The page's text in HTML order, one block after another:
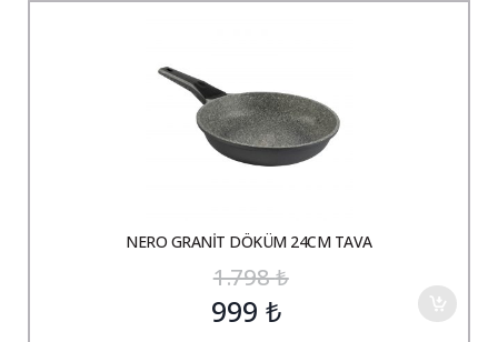
NERO GRANİT DÖKÜM 24CM TAVA
1.798₺
999 ₺